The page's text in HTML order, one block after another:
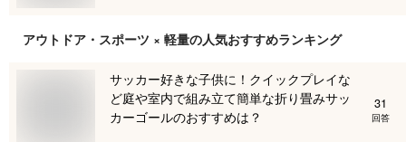
アウトドア・スポーツ × 軽量の人気おすすめランキング
サッカー好きな子供に！クイックプレイな
ど庭や室内で組み立て簡単な折り畳みサッ
カーゴールのおすすめは？
31
回答